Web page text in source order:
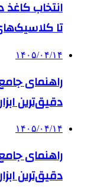
تا
۱۴۰۵/۰۴/۱۴
راهنمای
دقیق‌ترین
۱۴۰۵/۰۴/۱۴
راهنمای
دقیق‌ترین